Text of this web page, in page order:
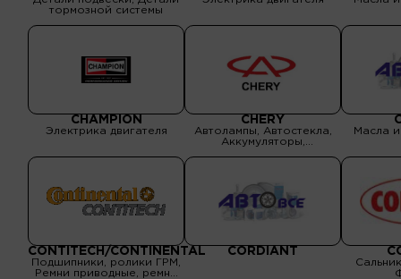
тормозной системы
CHAMPION
Электрика двигателя
CHERY
Автолампы, Автостекла,
Аккумуляторы,
помпы, Выхлопные
системы, Детали кузова,
Детали подвески, Детали
рулевого управления,
трансмиссии, Масла и
Масла
CONTITECH/CONTINENTAL
Подшипники, ролики ГРМ,
Ремни приводные, ремни
CORDIANT